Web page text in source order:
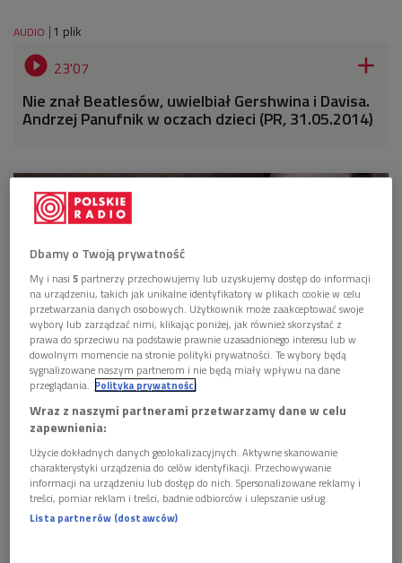
AUDIO 1 plik
 23'07 
Nie znał Beatlesów, uwielbiał Gershwina i Davisa.
Andrzej Panufnik w oczach dzieci (PR, 31.05.2014)
Jeremy i Andrzej Panufnikowie, 1969
(panufnik.com). Dziękujemy za zgodę
- Andrzej Panufnik nie był typem ojca, który chodzi z synem
do pubu oglądać mecze. Zawsze jednak okazywał nam dużo
miłości - wspominał Jeremy. - Bardzo często chodziliśmy
natomiast na koncerty. I choć nie był to mój świat, sprawiało
Dbamy o Twoją prywatność
My i nasi5 partnerzy przechowujemy lub uzyskujemy dostęp do informacji
na urządzeniu, takich jak unikalne identyfikatory w plikach cookie w celu
przetwarzania danych osobowych. Użytkownik może zaakceptować swoje
wybory lub zarządzać nimi, klikając poniżej, jak również skorzystać z
prawa do sprzeciwu na podstawie prawnie uzasadnionego interesu lub w
dowolnym momencie na stronie polityki prywatności. Te wybory będą
sygnalizowane naszym partnerom i nie będą miały wpływu na dane
przeglądania. Polityka prywatności
Wraz z naszymi partnerami przetwarzamy dane w celu
zapewnienia:
Użycie dokładnych danych geolokalizacyjnych. Aktywne skanowanie
charakterystyki urządzenia do celów identyfikacji. Przechowywanie
informacji na urządzeniu lub dostęp do nich. Spersonalizowane reklamy i
treści, pomiar reklam i treści, badnie odbiorców i ulepszanie usług.
Lista partnerów (dostawców)